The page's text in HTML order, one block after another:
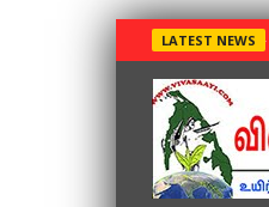
LATEST NEWS »